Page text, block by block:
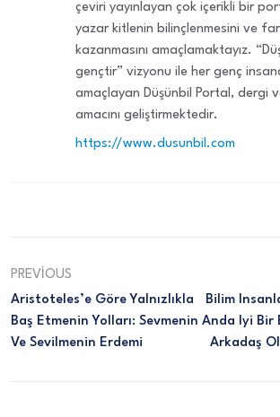
çeviri yayınlayan çok içerikli bir
yazar kitlenin bilinçlenmesini ve
kazanmasını amaçlamaktayız.
gençtir” vizyonu ile her genç
amaçlayan Düşünbil Portal, dergi
amacını geliştirmektedir.
https://www.dusunbil.com
PREVIOUS
Aristoteles’e Göre Yalnızlıkla
Baş Etmenin Yolları: Sevmenin
Ve Sevilmenin Erdemi
Bilim
Anda Iyi Bir
Arkadaş